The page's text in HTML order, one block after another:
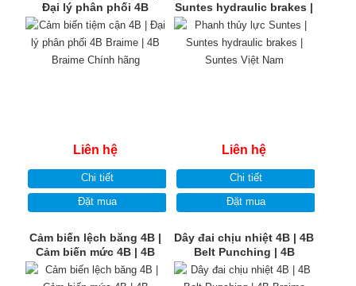
Đại lý phân phối 4B
Braime | 4B Braime Chính
hãng
Liên hệ
Chi tiết
Đặt mua
Suntes hydraulic brakes |
Suntes Việt Nam
Liên hệ
Chi tiết
Đặt mua
Cảm biến lệch băng 4B |
Cảm biến mức 4B | 4B
Braime
Dây đai chịu nhiệt 4B | 4B
Belt Punching | 4B
Braime